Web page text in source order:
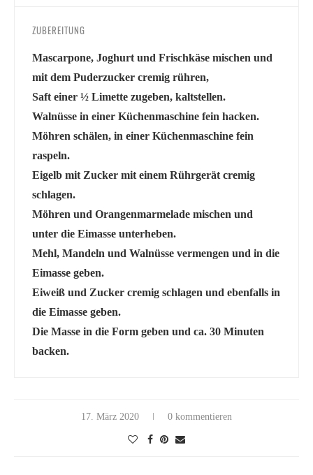
ZUBEREITUNG
Mascarpone, Joghurt und Frischkäse mischen und
mit dem Puderzucker cremig rühren,
Saft einer ½ Limette zugeben, kaltstellen.
Walnüsse in einer Küchenmaschine fein hacken.
Möhren schälen, in einer Küchenmaschine fein
raspeln.
Eigelb mit Zucker mit einem Rührgerät cremig
schlagen.
Möhren und Orangenmarmelade mischen und
unter die Eimasse unterheben.
Mehl, Mandeln und Walnüsse vermengen und in die
Eimasse geben.
Eiweiß und Zucker cremig schlagen und ebenfalls in
die Eimasse geben.
Die Masse in die Form geben und ca. 30 Minuten
backen.
17. März 2020 0 kommentieren